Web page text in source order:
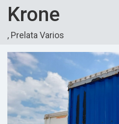
Krone
, Prelata Varios